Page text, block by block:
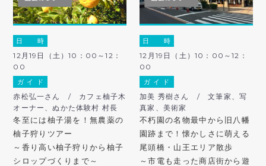
日 時
12月19日（土）10：00～12：
00
ガ イ ド
赤松弘一さん / カフェ柚子木
オーナー、ぬかた体験村 村長
冬至には柚子湯を！無農薬の
柚子狩りツアー
～香り高い柚子狩りから柚子
シロップづくりまで～
日 時
12月19日（土）10：00～12：
00
ガ イ ド
加美 秀樹さん / 文筆家、写
真家、美術家
不朽園の名物最中から旧八幡
園跡まで！懐かしさに萌える
尾頭橋・山王エリア散歩
～市電も走った商店街から遊